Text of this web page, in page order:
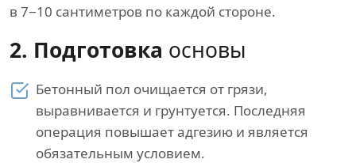
в 7−10 сантиметров по каждой стороне.
2. Подготовка основы
Бетонный пол очищается от грязи,
выравнивается и грунтуется. Последняя
операция повышает адгезию и является
обязательным условием.